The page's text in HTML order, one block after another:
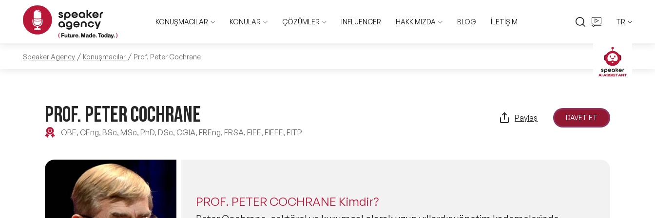
KONUŞMACILAR KONULAR ÇÖZÜMLER INFLUENCER HAKKIMIZDA BLOG İLETİŞİM TR
EN
TR
Speaker Agency Konuşmacılar Prof. Peter Cochrane
PROF. PETER COCHRANE
OBE, CEng, BSc, MSc, PhD, DSc, CGIA, FREng, FRSA, FIEE, FIEEE, FITP
Paylaş DAVET ET
PROF. PETER COCHRANE Kimdir?